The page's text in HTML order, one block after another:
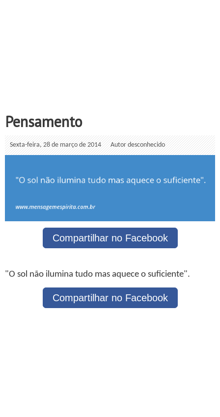
Pensamento
Sexta-feira, 28 de março de 2014 Autor desconhecido
Compartilhar no Facebook
"O sol não ilumina tudo mas aquece o suficiente".
Compartilhar no Facebook